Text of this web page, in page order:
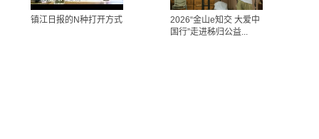
镇江日报的N种打开方式
2026“金山e知交 大爱中
国行”走进秭归公益...